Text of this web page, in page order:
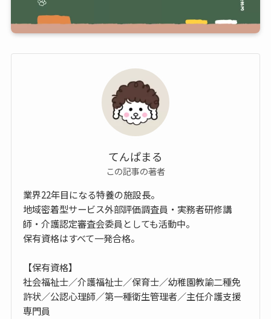
てんぱまる
この記事の著者
業界22年目になる特養の施設長。
地域密着型サービス外部評価調査員・実務者研修講
師・介護認定審査会委員としても活動中。
保有資格はすべて一発合格。
【保有資格】
社会福祉士／介護福祉士／保育士／幼稚園教諭二種免
許状／公認心理師／第一種衛生管理者／主任介護支援
専門員